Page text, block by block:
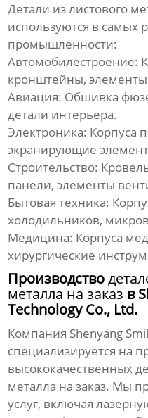
Детали из листового
используются в самых
промышленности:
Автомобилестроение:
кронштейны,
Авиация: Обшивка
детали интерьера.
Электроника: Корпуса
экранирующие
Строительство:
панели, элементы
Бытовая техника:
холодильников,
Медицина: Корпуса
хирургические
Производство
металла на заказ в
Technology Co., Ltd.
Компания Shenyang
специализируется на
высококачественных
металла на заказ. Мы
услуг, включая